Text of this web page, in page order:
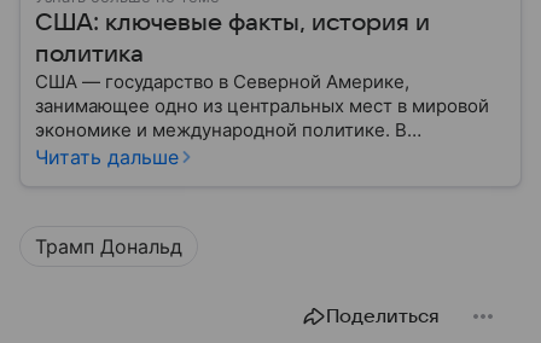
США: ключевые факты, история и
политика
США — государство в Северной Америке,
занимающее одно из центральных мест в мировой
экономике и международной политике. В
материале — основные сведения об этой стране.
Читать дальше
Трамп Дональд
Поделиться